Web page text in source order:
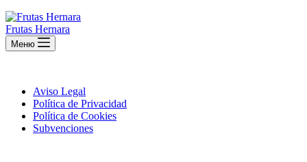
Frutas Hernara
Меню
Aviso Legal
Política de Privacidad
Política de Cookies
Subvenciones